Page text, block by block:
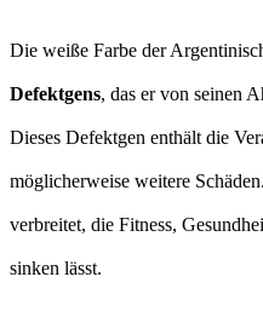
Die weiße Farbe der
Defektgens, das er von seinen
Dieses Defektgen enthält die
möglicherweise weitere
verbreitet, die Fitness,
sinken lässt.